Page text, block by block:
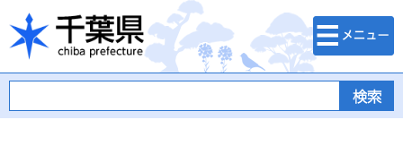
千葉県
検索・メニュ
ー